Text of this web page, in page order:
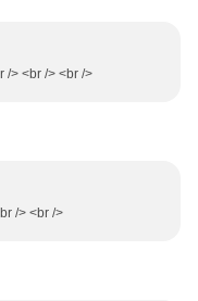
/> <br /> <br />
/> <br />